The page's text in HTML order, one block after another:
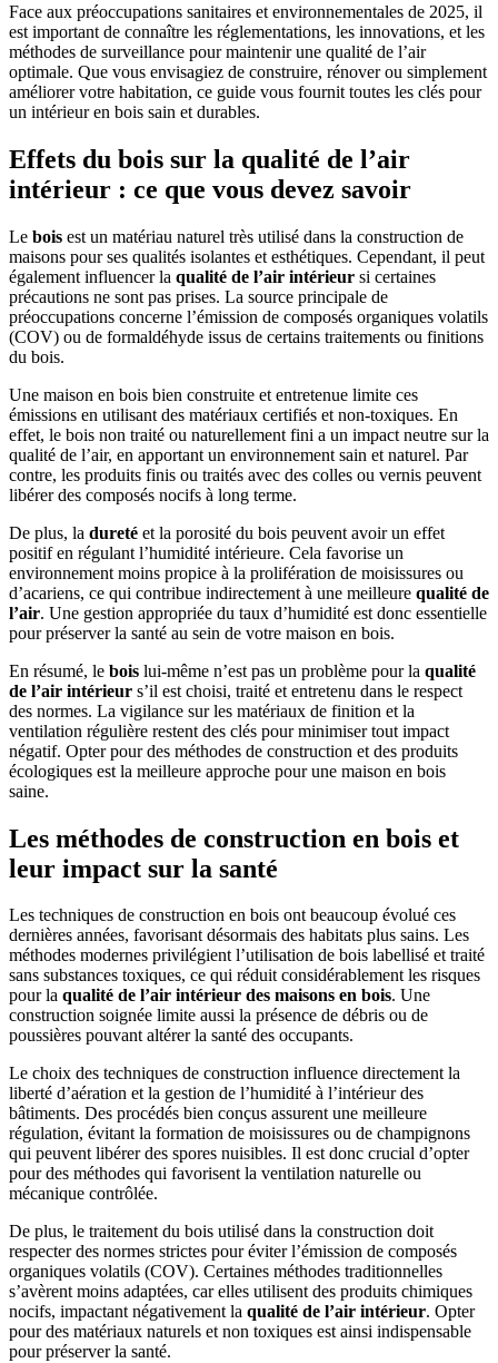
Face aux préoccupations sanitaires et environnementales de 2025, il
est important de connaître les réglementations, les innovations, et les
méthodes de surveillance pour maintenir une qualité de l’air
optimale. Que vous envisagiez de construire, rénover ou simplement
améliorer votre habitation, ce guide vous fournit toutes les clés pour
un intérieur en bois sain et durables.
Effets du bois sur la qualité de l’air
intérieur : ce que vous devez savoir
Le bois est un matériau naturel très utilisé dans la construction de
maisons pour ses qualités isolantes et esthétiques. Cependant, il peut
également influencer la qualité de l’air intérieur si certaines
précautions ne sont pas prises. La source principale de
préoccupations concerne l’émission de composés organiques volatils
(COV) ou de formaldéhyde issus de certains traitements ou finitions
du bois.
Une maison en bois bien construite et entretenue limite ces
émissions en utilisant des matériaux certifiés et non-toxiques. En
effet, le bois non traité ou naturellement fini a un impact neutre sur la
qualité de l’air, en apportant un environnement sain et naturel. Par
contre, les produits finis ou traités avec des colles ou vernis peuvent
libérer des composés nocifs à long terme.
De plus, la dureté et la porosité du bois peuvent avoir un effet
positif en régulant l’humidité intérieure. Cela favorise un
environnement moins propice à la prolifération de moisissures ou
d’acariens, ce qui contribue indirectement à une meilleure qualité de
l’air. Une gestion appropriée du taux d’humidité est donc essentielle
pour préserver la santé au sein de votre maison en bois.
En résumé, le bois lui-même n’est pas un problème pour la qualité
de l’air intérieur s’il est choisi, traité et entretenu dans le respect
des normes. La vigilance sur les matériaux de finition et la
ventilation régulière restent des clés pour minimiser tout impact
négatif. Opter pour des méthodes de construction et des produits
écologiques est la meilleure approche pour une maison en bois
saine.
Les méthodes de construction en bois et
leur impact sur la santé
Les techniques de construction en bois ont beaucoup évolué ces
dernières années, favorisant désormais des habitats plus sains. Les
méthodes modernes privilégient l’utilisation de bois labellisé et traité
sans substances toxiques, ce qui réduit considérablement les risques
pour la qualité de l’air intérieur des maisons en bois. Une
construction soignée limite aussi la présence de débris ou de
poussières pouvant altérer la santé des occupants.
Le choix des techniques de construction influence directement la
liberté d’aération et la gestion de l’humidité à l’intérieur des
bâtiments. Des procédés bien conçus assurent une meilleure
régulation, évitant la formation de moisissures ou de champignons
qui peuvent libérer des spores nuisibles. Il est donc crucial d’opter
pour des méthodes qui favorisent la ventilation naturelle ou
mécanique contrôlée.
De plus, le traitement du bois utilisé dans la construction doit
respecter des normes strictes pour éviter l’émission de composés
organiques volatils (COV). Certaines méthodes traditionnelles
s’avèrent moins adaptées, car elles utilisent des produits chimiques
nocifs, impactant négativement la qualité de l’air intérieur. Opter
pour des matériaux naturels et non toxiques est ainsi indispensable
pour préserver la santé.